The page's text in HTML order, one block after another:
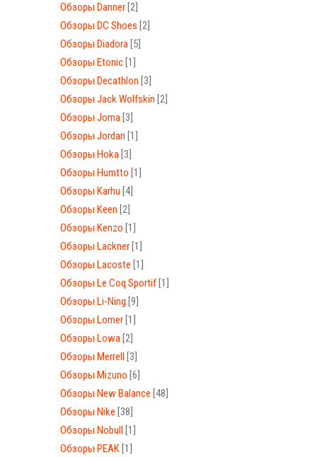
Обзоры Danner [2]
Обзоры DC Shoes [2]
Обзоры Diadora [5]
Обзоры Etonic [1]
Обзоры Decathlon [3]
Обзоры Jack Wolfskin [2]
Обзоры Joma [3]
Обзоры Jordan [1]
Обзоры Hoka [3]
Обзоры Humtto [1]
Обзоры Karhu [4]
Обзоры Keen [2]
Обзоры Kenzo [1]
Обзоры Lackner [1]
Обзоры Lacoste [1]
Обзоры Le Coq Sportif [1]
Обзоры Li-Ning [9]
Обзоры Lomer [1]
Обзоры Lowa [2]
Обзоры Merrell [3]
Обзоры Mizuno [6]
Обзоры New Balance [48]
Обзоры Nike [38]
Обзоры Nobull [1]
Обзоры PEAK [1]